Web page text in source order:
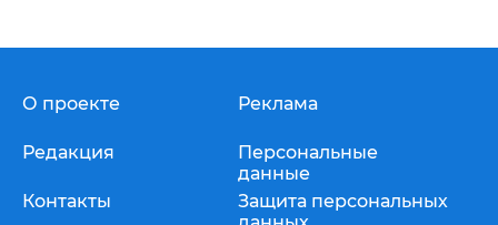
О проекте
Редакция
Контакты
Реклама
Персональные
данные
Защита персональных